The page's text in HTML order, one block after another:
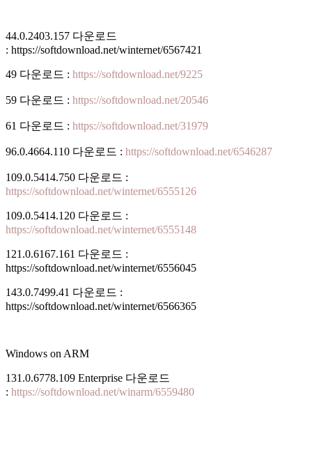
44.0.2403.157 다운로드
: https://softdownload.net/winternet/6567421
49 다운로드 : https://softdownload.net/9225
59 다운로드 : https://softdownload.net/20546
61 다운로드 : https://softdownload.net/31979
96.0.4664.110 다운로드 : https://softdownload.net/6546287
109.0.5414.750 다운로드 :
https://softdownload.net/winternet/6555126
109.0.5414.120 다운로드 :
https://softdownload.net/winternet/6555148
121.0.6167.161 다운로드 :
https://softdownload.net/winternet/6556045
143.0.7499.41 다운로드 :
https://softdownload.net/winternet/6566365
Windows on ARM
131.0.6778.109 Enterprise 다운로드
: https://softdownload.net/winarm/6559480